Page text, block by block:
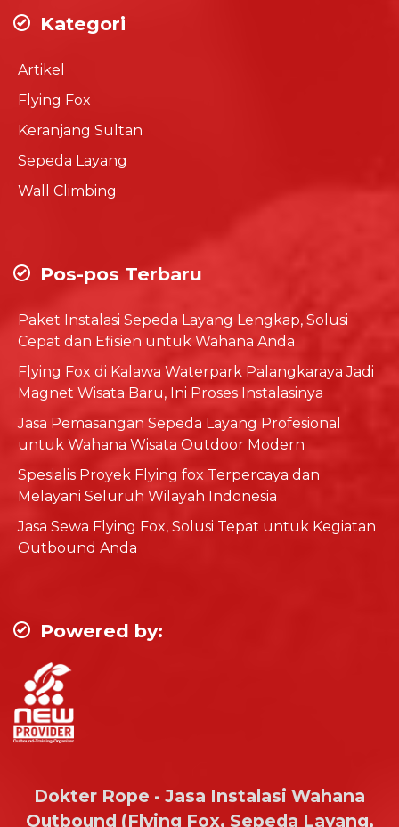
Kategori
Artikel
Flying Fox
Keranjang Sultan
Sepeda Layang
Wall Climbing
Pos-pos Terbaru
Paket Instalasi Sepeda Layang Lengkap, Solusi
Cepat dan Efisien untuk Wahana Anda
Flying Fox di Kalawa Waterpark Palangkaraya Jadi
Magnet Wisata Baru, Ini Proses Instalasinya
Jasa Pemasangan Sepeda Layang Profesional
untuk Wahana Wisata Outdoor Modern
Spesialis Proyek Flying fox Terpercaya dan
Melayani Seluruh Wilayah Indonesia
Jasa Sewa Flying Fox, Solusi Tepat untuk Kegiatan
Outbound Anda
Powered by:
Dokter Rope - Jasa Instalasi Wahana
Outbound (Flying Fox, Sepeda Layang,